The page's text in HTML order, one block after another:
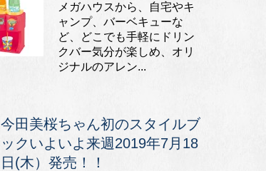
メガハウスから、自宅やキ
ャンプ、バーベキューな
ど、どこでも手軽にドリン
クバー気分が楽しめ、オリ
ジナルのアレン...
今田美桜ちゃん初のスタイルブ
ックいよいよ来週2019年7月18
日(木）発売！！